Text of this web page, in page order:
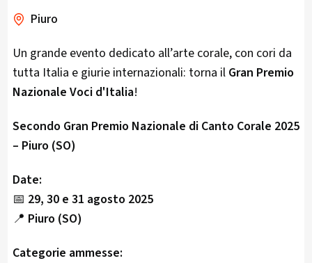
Piuro
Un grande evento dedicato all’arte corale, con cori da
tutta Italia e giurie internazionali: torna il Gran Premio
Nazionale Voci d'Italia!
Secondo Gran Premio Nazionale di Canto Corale 2025
– Piuro (SO)
Date:
📅 29, 30 e 31 agosto 2025
📍 Piuro (SO)
Categorie ammesse: